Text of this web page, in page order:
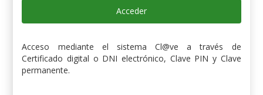
Acceder
Acceso mediante el sistema Cl@ve a través de
Certificado digital o DNI electrónico, Clave PIN y Clave
permanente.